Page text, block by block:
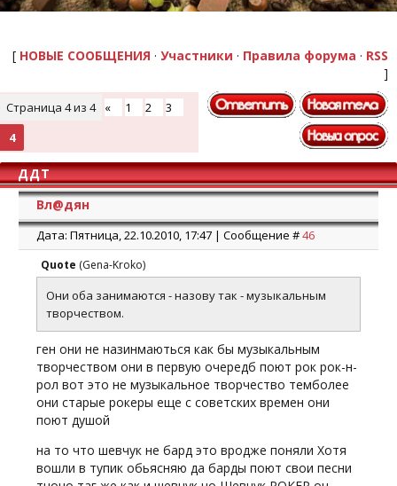
[ НОВЫЕ СООБЩЕНИЯ · Участники · Правила форума · RSS
]
Страница 4из 4 « 1 2
3
4
ДДТ
Вл@дян
Дата: Пятница, 22.10.2010, 17:47 | Сообщение #46
Quote (Gena-Kroko)
Они оба занимаются - назову так - музыкальным
творчеством.
ген они не назинмаються как бы музыкальным
творчеством они в первую очередб поют рок рок-н-
рол вот это не музыкальное творчество темболее
они старые рокеры еще с советских времен они
поют душой
на то что шевчук не бард это вродже поняли Хотя
вошли в тупик обьясняю да барды поют свои песни